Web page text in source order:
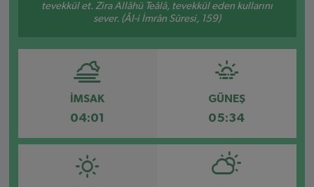
tevekkül et. Zira Allâhü Teâlâ, tevekkül eden kullarını
sever. (Âl-i İmrân Sûresi, 159)
İMSAK
04:01
GÜNEŞ
05:34